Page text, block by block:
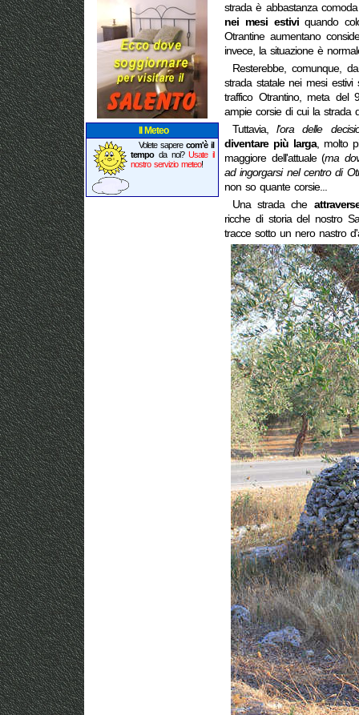
Il Meteo
Volete sapere com'è il
tempoda noi?Usate il
nostro servizio meteo!
strada è abbastanza
nei mesi estiviquando
Otrantine aumentano
invece, la situazione è
Resterebbe, comunque,
strada statale nei mesi estivi
traffico Otrantino, meta del
ampie corsie di cui la strada
Tuttavia,l'ora delle
diventare più larga, molto
maggiore dell'attuale (ma
ad ingorgarsi nel centro di
non so quante corsie...
Una strada che
ricche di storia del nostro
tracce sotto un nero nastro